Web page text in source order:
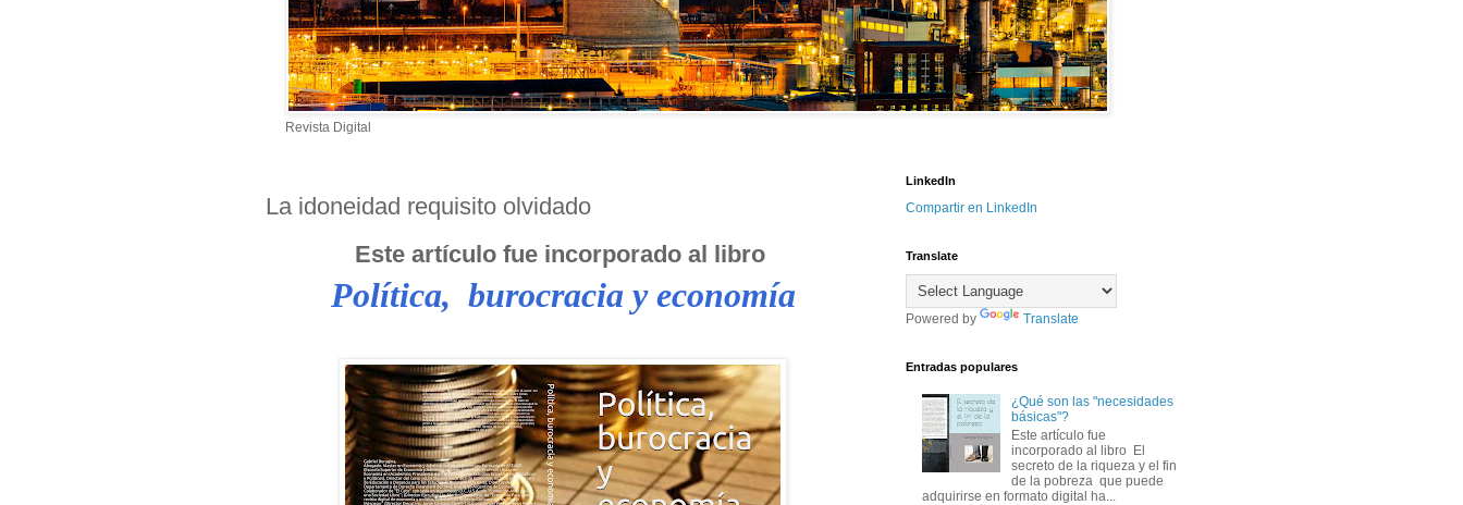
Revista Digital
La idoneidad requisito olvidado
Este artículo fue incorporado al libro
Política, burocracia y economía
LinkedIn
Compartir en LinkedIn
Translate
Powered by Translate
Entradas populares
¿Qué son las "necesidades
básicas"?
Este artículo fue
incorporado al libro El
secreto de la riqueza y el fin
de la pobreza que puede
adquirirse en formato digital ha...